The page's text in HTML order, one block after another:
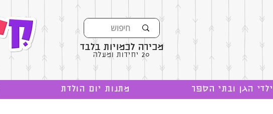
מכירה לכמויות בלבד
20 יחידות ומעלה
הגן ובתי הספר מתנות יום הולדת